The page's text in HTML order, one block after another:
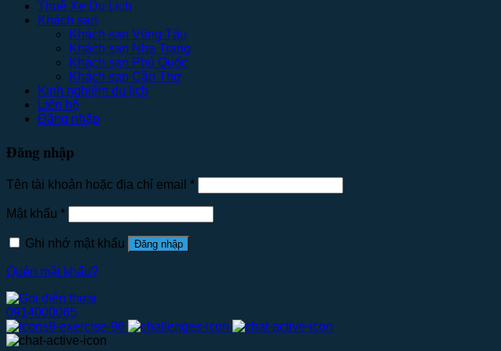
Thuê Xe Du Lịch
Khách sạn
Khách sạn Vũng Tàu
Khách sạn Nha Trang
Khách sạn Phú Quốc
Khách sạn Cần Thơ
Kinh nghiệm du lịch
Liên hệ
Đăng nhập
Đăng nhập
Tên tài khoản hoặc địa chỉ email *
Mật khẩu *
Ghi nhớ mật khẩu Đăng nhập
Quên mật khẩu?
0914000065